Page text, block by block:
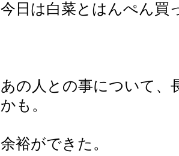
今日は白菜とはんぺん買
あの人との事について、
かも。
余裕ができた。